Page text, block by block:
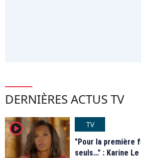
DERNIÈRES ACTUS TV
player2
TV
"Pour la première
seuls…" : Karine